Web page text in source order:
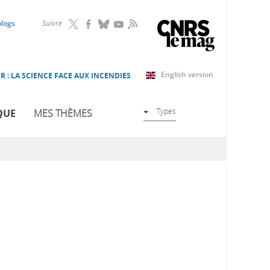
Suivre RSS
English version
: LA SCIENCE FACE AUX INCENDIES
MES THÈMES Types